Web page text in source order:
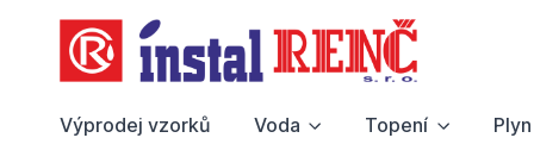
Výprodej vzorků Voda Topení Plyn